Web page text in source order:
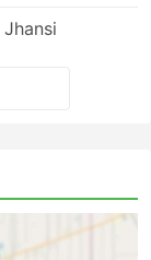
Jhansi